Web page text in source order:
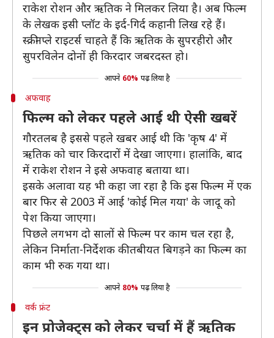
राकेश रोशन और ऋतिक ने मिलकर लिया है। अब फिल्म
के लेखक इसी प्लॉट के इर्द-गिर्द कहानी लिख रहे हैं।
स्क्रीनप्ले राइटर्स चाहते हैं कि ऋतिक के सुपरहीरो और
सुपरविलेन दोनों ही किरदार जबरदस्त हो।
आपने 60% पढ़ लिया है
अफवाह
फिल्म को लेकर पहले आई थी ऐसी खबरें
गौरतलब है इससे पहले खबर आई थी कि 'कृष 4' में
ऋतिक को चार किरदारों में देखा जाएगा। हालांकि, बाद
में राकेश रोशन ने इसे अफवाह बताया था।
इसके अलावा यह भी कहा जा रहा है कि इस फिल्म में एक
बार फिर से 2003 में आई 'कोई मिल गया' के जादू को
पेश किया जाएगा।
पिछले लगभग दो सालों से फिल्म पर काम चल रहा है,
लेकिन निर्माता-निर्देशक की तबीयत बिगड़ने का फिल्म का
काम भी रुक गया था।
आपने 80% पढ़ लिया है
वर्क फ्रंट
इन प्रोजेक्ट्स को लेकर चर्चा में हैं ऋतिक